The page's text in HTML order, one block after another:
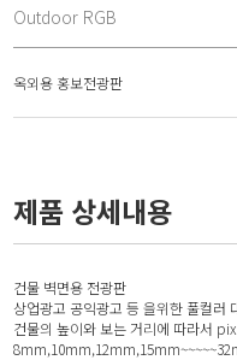
Outdoor RGB
옥외용 홍보전광판
제품 상세내용
건물 벽면용 전광판
상업광고 공익광고 등 을위한 풀컬러
건물의 높이와 보는 거리에 따라서